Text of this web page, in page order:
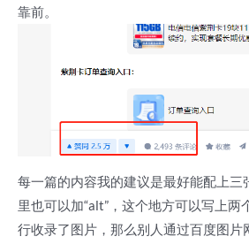
靠前。
每一篇的内容我的建议是最好能配上三
里也可以加“alt”，这个地方可以写上两
行收录了图片，那么别人通过百度图片